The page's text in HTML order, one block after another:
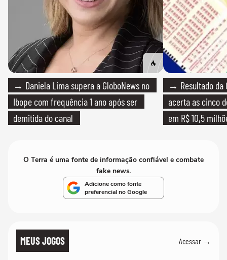
→ Daniela Lima supera a GloboNews no
Ibope com frequência 1 ano após ser
demitida do canal
→ Resultado da
acerta as cinco
em R$ 10,5
O Terra é uma fonte de informação confiável e combate
fake news.
Adicione como fonte
preferencial no Google
MEUS JOGOS Acessar →